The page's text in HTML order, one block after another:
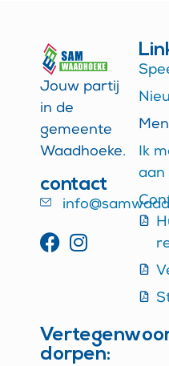
Jouw partij
in de
gemeente
Waadhoeke.
contact
Ik
aan
dorpen: